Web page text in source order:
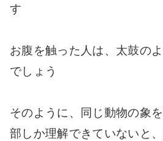
す
お腹を触った人は、太鼓の
でしょう
そのように、同じ動物の象
部しか理解できていないと